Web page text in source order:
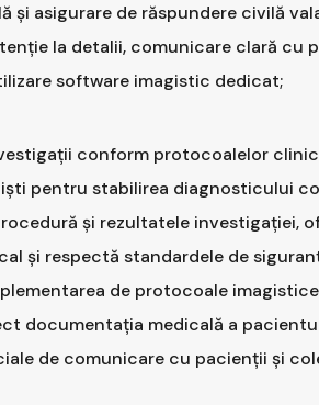
și asigurare de răspundere civilă
la detalii, comunicare clară cu
software imagistic dedicat;
conform protocoalelor
pentru stabilirea diagnosticului
și rezultatele investigației,
și respectă standardele de
de protocoale
documentația medicală a
de comunicare cu pacienții și